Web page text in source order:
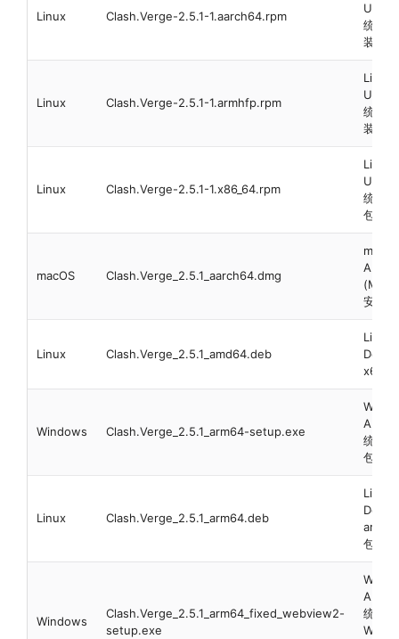
Linux Clash.Verge-2.5.1-1.aarch64.rpm
统 64
装包
Linux Clash.Verge-2.5.1-1.armhfp.rpm
Linux
统
装包
Linux Clash.Verge-2.5.1-1.x86_64.rpm
Linux
统
包
macOS Clash.Verge_2.5.1_aarch64.dmg
(M1)
安装包
Linux Clash.Verge_2.5.1_amd64.deb
Linux
x64
Windows Clash.Verge_2.5.1_arm64-setup.exe
统
包
Linux Clash.Verge_2.5.1_arm64.deb
Linux
包
Windows
Clash.Verge_2.5.1_arm64_fixed_webview2-
setup.exe
统 内